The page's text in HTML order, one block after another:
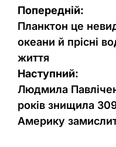
Навігація
записів
Попередній:
Планктон це
океани й прісні
життя
Наступний:
Людмила
років знищила
Америку